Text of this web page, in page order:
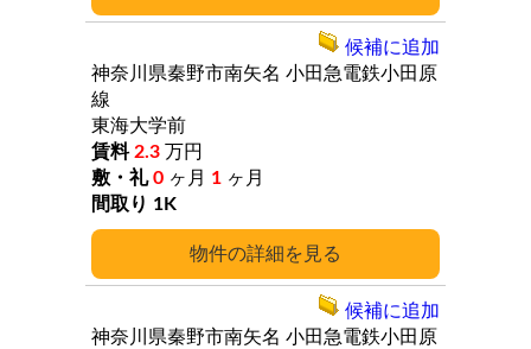
詳細
神奈川県秦野市南矢名 小田急電鉄小田原
線
東海大学前
2.3 万円
0 ヶ月 1 ヶ月
1K
候補に追加
神奈川県秦野市南矢名 小田急電鉄小田原
候補に追加